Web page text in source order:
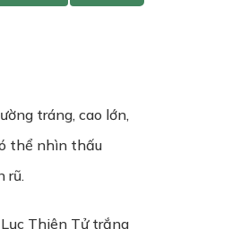
tráng, cao lớn,
thể nhìn thấu
rũ.
Thiên Tử trắng